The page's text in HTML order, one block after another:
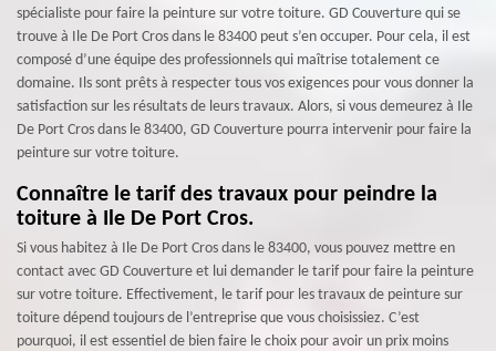
spécialiste pour faire la peinture sur votre toiture. GD Couverture qui se
trouve à Ile De Port Cros dans le 83400 peut s’en occuper. Pour cela, il est
composé d’une équipe des professionnels qui maîtrise totalement ce
domaine. Ils sont prêts à respecter tous vos exigences pour vous donner la
satisfaction sur les résultats de leurs travaux. Alors, si vous demeurez à Ile
De Port Cros dans le 83400, GD Couverture pourra intervenir pour faire la
peinture sur votre toiture.
Connaître le tarif des travaux pour peindre la
toiture à Ile De Port Cros.
Si vous habitez à Ile De Port Cros dans le 83400, vous pouvez mettre en
contact avec GD Couverture et lui demander le tarif pour faire la peinture
sur votre toiture. Effectivement, le tarif pour les travaux de peinture sur
toiture dépend toujours de l’entreprise que vous choisissiez. C’est
pourquoi, il est essentiel de bien faire le choix pour avoir un prix moins